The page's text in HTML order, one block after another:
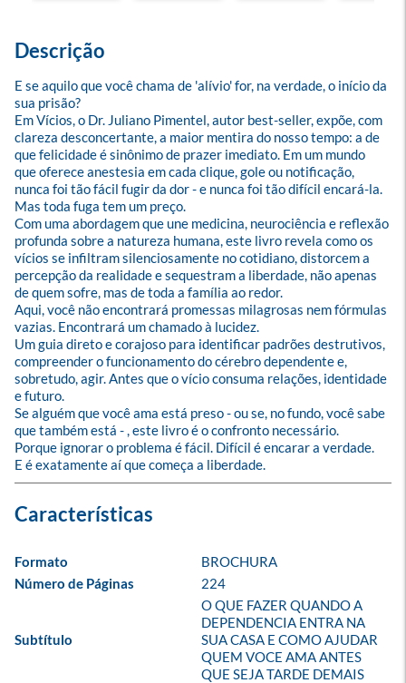
Descrição
E se aquilo que você chama de 'alívio' for, na verdade, o início da
sua prisão?
Em Vícios, o Dr. Juliano Pimentel, autor best-seller, expõe, com
clareza desconcertante, a maior mentira do nosso tempo: a de
que felicidade é sinônimo de prazer imediato. Em um mundo
que oferece anestesia em cada clique, gole ou notificação,
nunca foi tão fácil fugir da dor - e nunca foi tão difícil encará-la.
Mas toda fuga tem um preço.
Com uma abordagem que une medicina, neurociência e reflexão
profunda sobre a natureza humana, este livro revela como os
vícios se infiltram silenciosamente no cotidiano, distorcem a
percepção da realidade e sequestram a liberdade, não apenas
de quem sofre, mas de toda a família ao redor.
Aqui, você não encontrará promessas milagrosas nem fórmulas
vazias. Encontrará um chamado à lucidez.
Um guia direto e corajoso para identificar padrões destrutivos,
compreender o funcionamento do cérebro dependente e,
sobretudo, agir. Antes que o vício consuma relações, identidade
e futuro.
Se alguém que você ama está preso - ou se, no fundo, você sabe
que também está - , este livro é o confronto necessário.
Porque ignorar o problema é fácil. Difícil é encarar a verdade.
E é exatamente aí que começa a liberdade.
Formato
BROCHURA
Número de Páginas
224
Subtítulo
O QUE FAZER QUANDO A
DEPENDENCIA ENTRA NA
SUA CASA E COMO AJUDAR
QUEM VOCE AMA ANTES
QUE SEJA TARDE DEMAIS